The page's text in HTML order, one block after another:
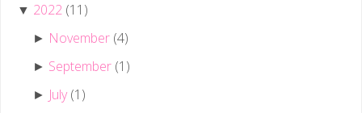
▼ 2022 (11)
► November (4)
► September (1)
► July (1)